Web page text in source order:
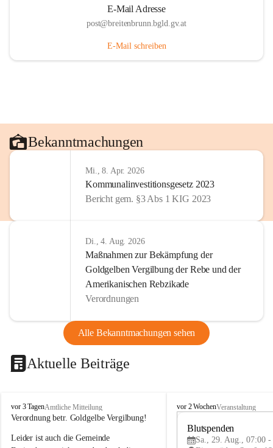
E-Mail Adresse
post@breitenbrunn.bgld.gv.at
E-Mail schreiben
Bekanntmachungen
Mi., 8. Apr. 2026
Kommunalinvestitionsgesetz 2023
Bericht gem. §3 Abs 1 KIG 2023
Di., 4. Aug. 2026
Maßnahmen zur Bekämpfung der
Goldgelben Vergilbung der Rebe und der
Amerikanischen Rebzikade
Verordnungen
Alle Bekanntmachungen sehen
Aktuelle Beiträge
B
r
i
vor 3 TagenAmtliche Mitteilung
Verordnung betr. Goldgelbe Vergilbung!
Leider ist auch die Gemeinde
B
vor 2 WochenVeranstaltung
Blutspenden
Sa., 29. Aug., 07:00 -